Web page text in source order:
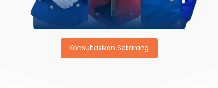
Konsultasikan Sekarang